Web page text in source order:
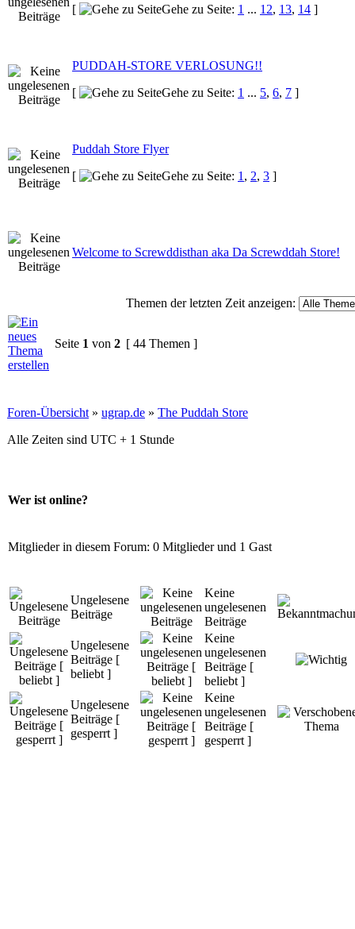
[
Gehe zu Seite: 1 ... 12, 13, 14 ]
PUDDAH-STORE VERLOSUNG!!
[
Gehe zu Seite: 1 ... 5, 6, 7 ]
Puddah Store Flyer
[
Gehe zu Seite: 1 , 2, 3 ]
Welcome to Screwddisthan aka Da Screwddah Store!
Themen der letzten Zeit anzeigen:
Seite 1 von 2 [ 44 Themen ]
Foren-Übersicht » ugrap.de » The Puddah Store
Alle Zeiten sind UTC + 1 Stunde
Wer ist online?
Mitglieder in diesem Forum: 0 Mitglieder und 1 Gast
Ungelesene
Beiträge
Keine
ungelesenen
Beiträge
Ungelesene
Beiträge [
beliebt ]
Keine
ungelesenen
Beiträge [
beliebt ]
Ungelesene
Beiträge [
gesperrt ]
Keine
ungelesenen
Beiträge [
gesperrt ]